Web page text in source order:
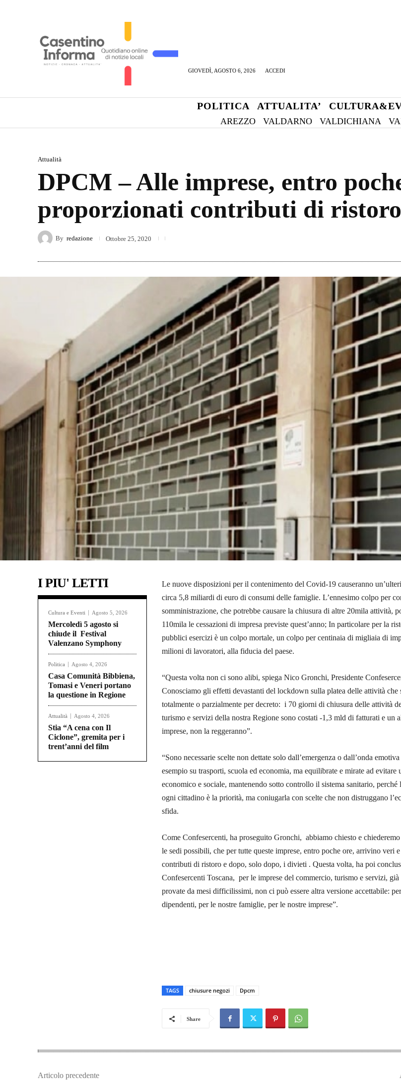
GIOVEDÌ, AGOSTO 6, 2026 ACCEDI
POLITICA ATTUALITA’
AREZZO VALDARNO VALDICHIANA
Attualità
DPCM – Alle imprese, entro
proporzionati contributi di ristoro
By redazione Ottobre 25, 2020
I PIU' LETTI
Cultura e Eventi Agosto 5, 2026
Mercoledì 5 agosto si
chiude il Festival
Valenzano Symphony
Politica Agosto 4, 2026
Casa Comunità Bibbiena,
Tomasi e Veneri portano
la questione in Regione
Attualità Agosto 4, 2026
Stia “A cena con Il
Ciclone”, gremita per i
trent’anni del film
Le nuove disposizioni per il contenimento del Covid-19 causeranno
circa 5,8 miliardi di euro di consumi delle famiglie. L’ennesimo colpo per
somministrazione, che potrebbe causare la chiusura di altre 20mila attività,
110mila le cessazioni di impresa previste quest’anno; In particolare per la
pubblici esercizi è un colpo mortale, un colpo per centinaia di migliaia di
milioni di lavoratori, alla fiducia del paese.
“Questa volta non ci sono alibi, spiega Nico Gronchi, Presidente
Conosciamo gli effetti devastanti del lockdown sulla platea delle attività che
totalmente o parzialmente per decreto: i 70 giorni di chiusura delle attività
turismo e servizi della nostra Regione sono costati -1,3 mld di fatturati e un
imprese, non la reggeranno”.
“Sono necessarie scelte non dettate solo dall’emergenza o dall’onda
esempio su trasporti, scuola ed economia, ma equilibrate e mirate ad evitare
economico e sociale, mantenendo sotto controllo il sistema sanitario, perché
ogni cittadino è la priorità, ma coniugarla con scelte che non distruggano
sfida.
Come Confesercenti, ha proseguito Gronchi, abbiamo chiesto e
le sedi possibili, che per tutte queste imprese, entro poche ore, arrivino veri
contributi di ristoro e dopo, solo dopo, i divieti . Questa volta, ha poi
Confesercenti Toscana, per le imprese del commercio, turismo e servizi, già
provate da mesi difficilissimi, non ci può essere altra versione accettabile:
dipendenti, per le nostre famiglie, per le nostre imprese”.
TAGS chiusure negozi Dpcm
Share
Articolo precedente